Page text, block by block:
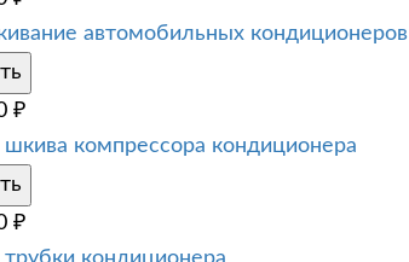
автомобильных кондиционеров
₽
компрессора кондиционера
₽